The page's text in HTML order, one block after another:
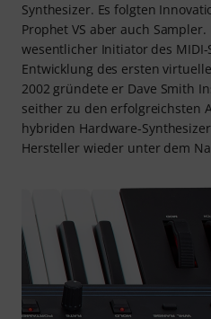
Synthesizer. Es folgten
Prophet VS aber auch
wesentlicher Initiator des
Entwicklung des ersten
2002 gründete er Dave Smith
seither zu den erfolgreichsten
hybriden Hardware-
Hersteller wieder unter dem